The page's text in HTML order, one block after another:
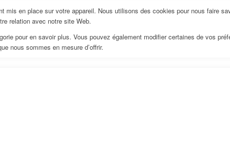
mis en place sur votre appareil. Nous utilisons des cookies pour nous faire
relation avec notre site Web.
pour en savoir plus. Vous pouvez également modifier certaines de vos
nous sommes en mesure d’offrir.